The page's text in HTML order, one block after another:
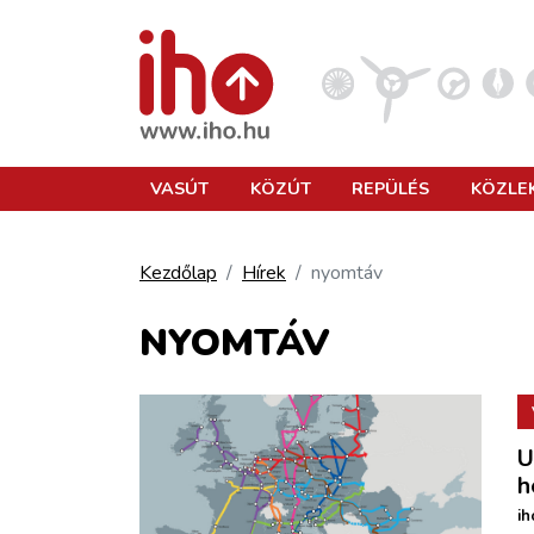
REPÜLÉS
KÖZLEKEDÉSFEJLESZTÉS
ELLÁTÁSI LÁNC
VASÚT KÖZÚT REPÜLÉS
Kezdőlap Hírek nyomtáv
NYOMTÁV